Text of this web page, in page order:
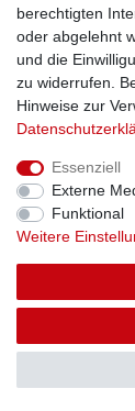
berechtigten
oder abgelehnt
und die
zu widerrufen.
Hinweise zur
Essenziell
Externe
Funktional
Weitere